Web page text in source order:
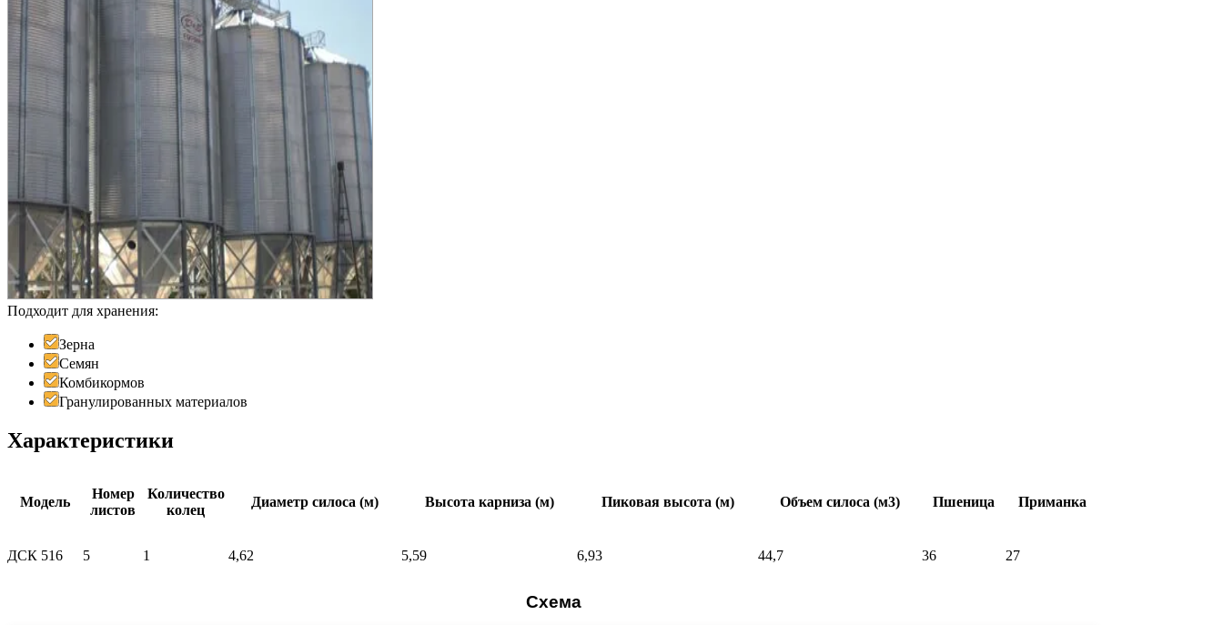
Подходит для хранения:
Зерна
Семян
Комбикормов
Гранулированных материалов
Характеристики
Модель
Номер
листов
Количество
колец
Диаметр силоса (м) Высота карниза (м) Пиковая высота (м) Объем силоса (м3) Пшеница Приманка
ДСК 516 5 1 4,62 5,59 6,93 44,7 36 27
Схема